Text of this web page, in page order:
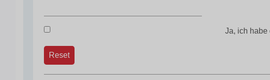
Ja, ich habe
Reset